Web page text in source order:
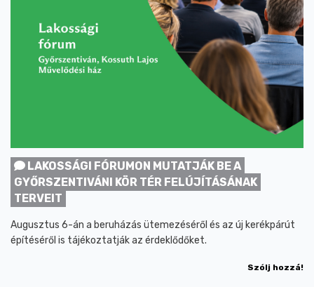
LAKOSSÁGI FÓRUMON MUTATJÁK BE A
GYŐRSZENTIVÁNI KÖR TÉR FELÚJÍTÁSÁNAK
TERVEIT
Augusztus 6-án a beruházás ütemezéséről és az új kerékpárút
építéséről is tájékoztatják az érdeklődőket.
Szólj hozzá!